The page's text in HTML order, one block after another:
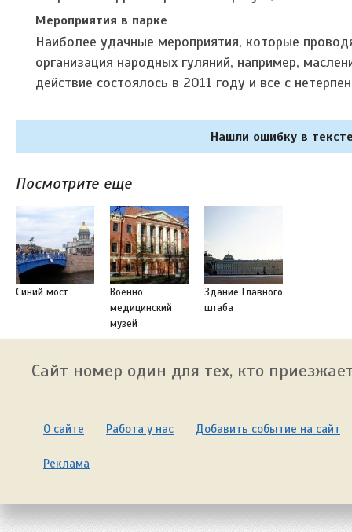
Мероприятия в парке
Наиболее удачные мероприятия, которые
организация народных гуляний, например,
действие состоялось в 2011 году и все с
Нашли ошибку в
Посмотрите еще
Синий мост
Военно-
медицинский
музей
Здание Главного
штаба
Сайт номер один для тех, кто
О сайте Работа у нас Добавить событие на сайт
Реклама